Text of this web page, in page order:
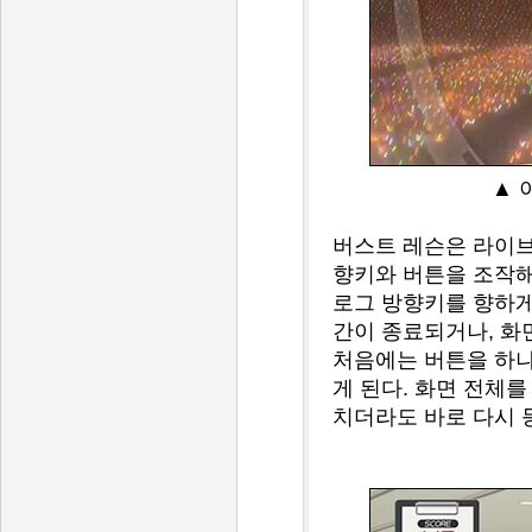
▲
버스트 레슨은 라이
향키와 버튼을 조작
로그 방향키를 향하
간이 종료되거나, 화
처음에는 버튼을 하
게 된다. 화면 전체
치더라도 바로 다시